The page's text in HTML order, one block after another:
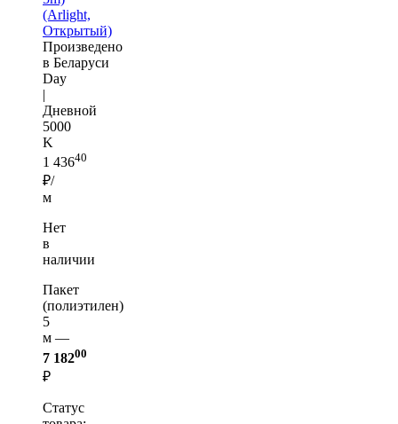
(Arlight,
Открытый)
Произведено
в Беларуси
Day
|
Дневной
5000
K
1 43640
₽/
м
Нет
в
наличии
Пакет
(полиэтилен)
5
м —
7 18200
₽
Статус